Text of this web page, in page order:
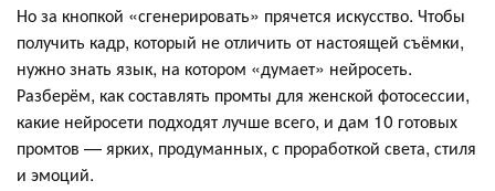
Но за кнопкой «сгенерировать» прячется искусство. Чтобы
получить кадр, который не отличить от настоящей съёмки,
нужно знать язык, на котором «думает» нейросеть.
Разберём, как составлять промты для женской фотосессии,
какие нейросети подходят лучше всего, и дам 10 готовых
промтов — ярких, продуманных, с проработкой света, стиля
и эмоций.